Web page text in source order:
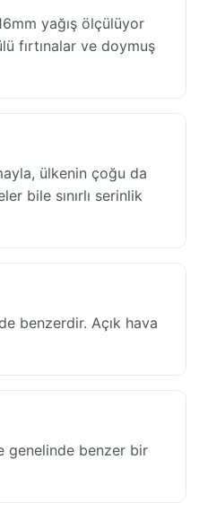
yağış ölçülüyor
fırtınalar ve doymuş
ülkenin çoğu da
bile sınırlı serinlik
benzerdir. Açık hava
genelinde benzer bir